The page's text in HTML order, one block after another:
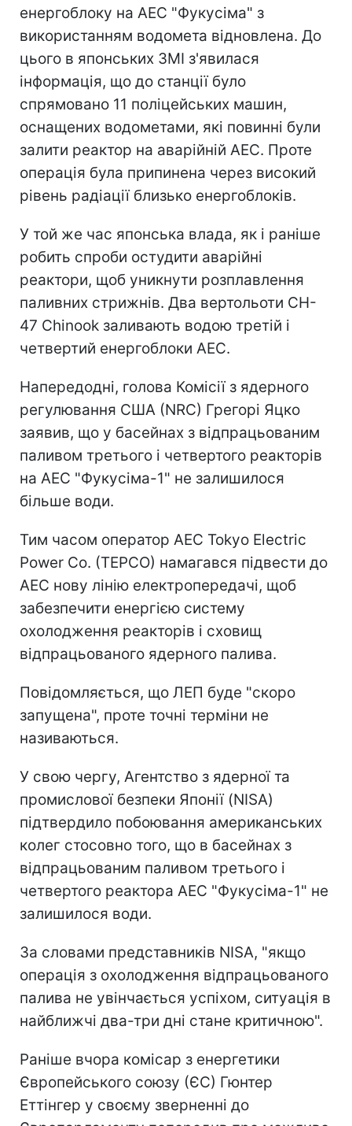
енергоблоку на АЕС "Фукусіма" з
використанням водомета відновлена. До
цього в японських ЗМІ з'явилася
інформація, що до станції було
спрямовано 11 поліцейських машин,
оснащених водометами, які повинні були
залити реактор на аварійній АЕС. Проте
операція була припинена через високий
рівень радіації близько енергоблоків.
У той же час японська влада, як і раніше
робить спроби остудити аварійні
реактори, щоб уникнути розплавлення
паливних стрижнів. Два вертольоти CH-
47 Chinook заливають водою третій і
четвертий енергоблоки АЕС.
Напередодні, голова Комісії з ядерного
регулювання США (NRC) Грегорі Яцко
заявив, що у басейнах з відпрацьованим
паливом третього і четвертого реакторів
на АЕС "Фукусіма-1" не залишилося
більше води.
Тим часом оператор АЕС Tokyo Electric
Power Co. (TEPCO) намагався підвести до
АЕС нову лінію електропередачі, щоб
забезпечити енергією систему
охолодження реакторів і сховищ
відпрацьованого ядерного палива.
Повідомляється, що ЛЕП буде "скоро
запущена", проте точні терміни не
називаються.
У свою чергу, Агентство з ядерної та
промислової безпеки Японії (NISA)
підтвердило побоювання американських
колег стосовно того, що в басейнах з
відпрацьованим паливом третього і
четвертого реактора АЕС "Фукусіма-1" не
залишилося води.
За словами представників NISA, "якщо
операція з охолодження відпрацьованого
палива не увінчається успіхом, ситуація в
найближчі два-три дні стане критичною".
Раніше вчора комісар з енергетики
Європейського союзу (ЄС) Гюнтер
Еттінгер у своєму зверненні до